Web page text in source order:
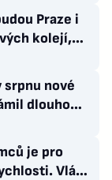
Praze i
kolejí,
srpnu nové
dlouho
je pro
Vláda